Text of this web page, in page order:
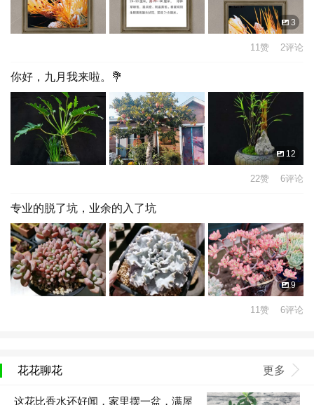
3
11赞 2评论
你好，九月我来啦。💐
12
22赞 6评论
专业的脱了坑，业余的入了坑
9
11赞 6评论
花花聊花 更多
这花比香水还好闻，家里摆一盆，满屋